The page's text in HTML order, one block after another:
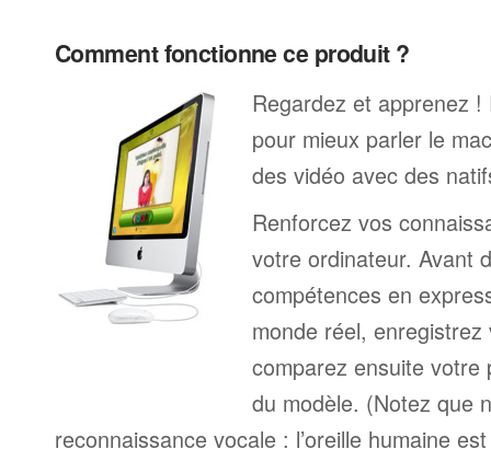
Comment fonctionne ce produit ?
Regardez et apprenez
pour mieux parler le
des vidéo avec des
Renforcez vos
votre ordinateur. Avant
compétences en
monde réel,
comparez ensuite votre
du modèle. (Notez que
reconnaissance vocale : l’oreille humaine